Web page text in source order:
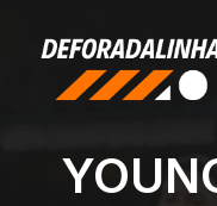
conteúdo